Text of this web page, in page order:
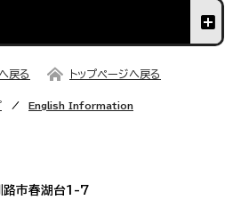
戻る トップページへ戻る
English Information
市春湖台1-7